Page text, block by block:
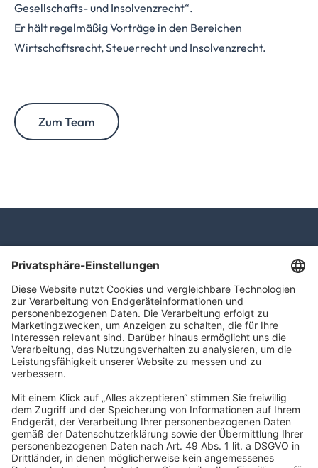
Gesellschafts- und Insolvenzrecht“.
Er hält regelmäßig Vorträge in den Bereichen
Wirtschaftsrecht, Steuerrecht und Insolvenzrecht.
Zum Team
SchwarzPartners
Rudolf-Breitscheid-Straße 16
90762 Fürth
info@schwarzpartners.de
Impressum
Datenschutz
Barrierefreiheitserklärung